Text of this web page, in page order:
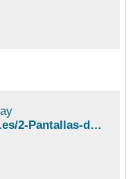
http://cgi.ebay.es/2-Pantallas-de-7-TFT-LCD-Reposacabezas-de-Cuero-Gris_W0QQitemZ260101026086QQcategoryZ73588QQrdZ1QQssPageNameZWD10VQQcmdZViewItem#ebayphotohosting